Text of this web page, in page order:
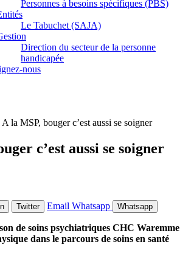
Personnes à besoins spécifiques (PBS)
Le Tabuchet (SAJA)
Direction du secteur de la personne
handicapée
nous
A la MSP, bouger c’est aussi se soigner
c’est aussi se soigner
Twitter Email Whatsapp Whatsapp
de soins psychiatriques CHC Waremme
dans le parcours de soins en santé